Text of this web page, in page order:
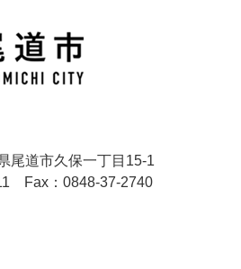
尾道市久保一丁目15-1
Fax：0848-37-2740